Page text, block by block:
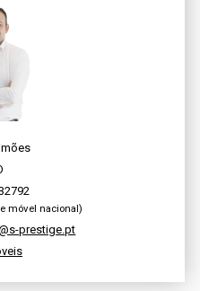
móvel nacional)
prestige.pt